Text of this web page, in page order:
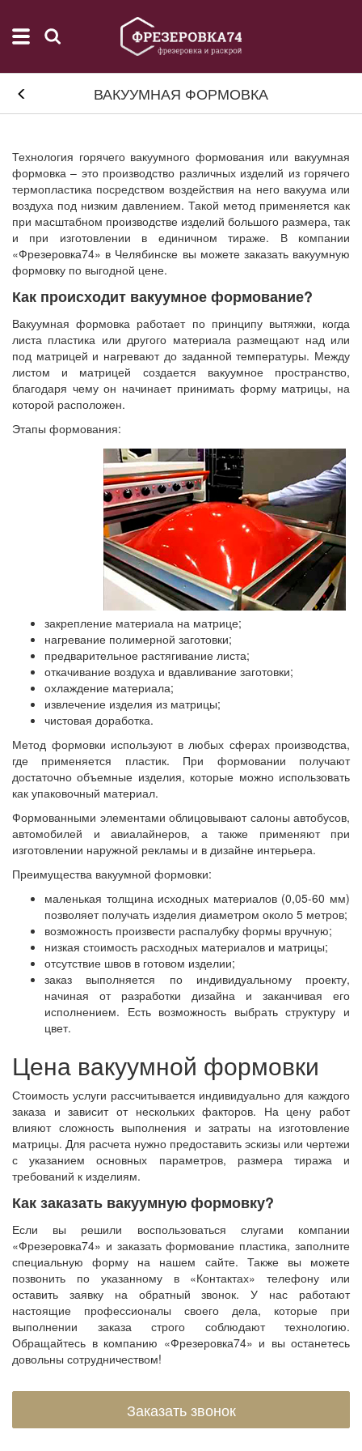
ВАКУУМНАЯ ФОРМОВКА
Технология горячего вакуумного формования или вакуумная
формовка – это производство различных изделий из горячего
термопластика посредством воздействия на него вакуума или
воздуха под низким давлением. Такой метод применяется как
при масштабном производстве изделий большого размера, так
и при изготовлении в единичном тираже. В компании
«Фрезеровка74» в Челябинске вы можете заказать вакуумную
формовку по выгодной цене.
Как происходит вакуумное формование?
Вакуумная формовка работает по принципу вытяжки, когда
листа пластика или другого материала размещают над или
под матрицей и нагревают до заданной температуры. Между
листом и матрицей создается вакуумное пространство,
благодаря чему он начинает принимать форму матрицы, на
которой расположен.
Этапы формования:
закрепление материала на матрице;
нагревание полимерной заготовки;
предварительное растягивание листа;
откачивание воздуха и вдавливание заготовки;
охлаждение материала;
извлечение изделия из матрицы;
чистовая доработка.
Метод формовки используют в любых сферах производства,
где применяется пластик. При формовании получают
достаточно объемные изделия, которые можно использовать
как упаковочный материал.
Формованными элементами облицовывают салоны автобусов,
автомобилей и авиалайнеров, а также применяют при
изготовлении наружной рекламы и в дизайне интерьера.
Преимущества вакуумной формовки:
маленькая толщина исходных материалов (0,05-60 мм)
позволяет получать изделия диаметром около 5 метров;
возможность произвести распалубку формы вручную;
низкая стоимость расходных материалов и матрицы;
отсутствие швов в готовом изделии;
заказ выполняется по индивидуальному проекту,
начиная от разработки дизайна и заканчивая его
исполнением. Есть возможность выбрать структуру и
цвет.
Цена вакуумной формовки
Стоимость услуги рассчитывается индивидуально для каждого
заказа и зависит от нескольких факторов. На цену работ
влияют сложность выполнения и затраты на изготовление
матрицы. Для расчета нужно предоставить эскизы или чертежи
с указанием основных параметров, размера тиража и
требований к изделиям.
Как заказать вакуумную формовку?
Если вы решили воспользоваться слугами компании
«Фрезеровка74» и заказать формование пластика, заполните
специальную форму на нашем сайте. Также вы можете
позвонить по указанному в «Контактах» телефону или
оставить заявку на обратный звонок. У нас работают
настоящие профессионалы своего дела, которые при
выполнении заказа строго соблюдают технологию.
Обращайтесь в компанию «Фрезеровка74» и вы останетесь
довольны сотрудничеством!
Заказать звонок